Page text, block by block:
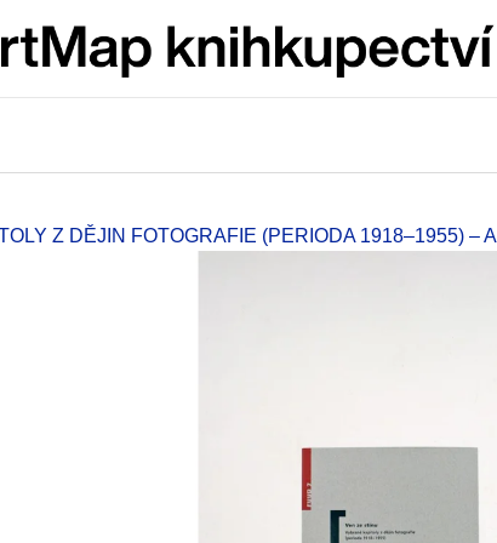
Z DĚJIN FOTOGRAFIE (PERIODA 1918–1955) –
HLEDAT
NEJEN